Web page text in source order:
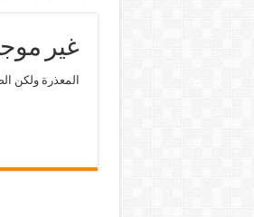
غير
المعذرة ولكن